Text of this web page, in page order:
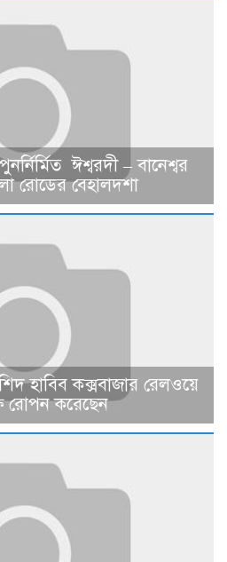
ঈশ্বরদী – বানেশ্বর
রোডের বেহালদশা
হাবিব কক্সবাজার রেলওয়ে
রোপন করেছেন